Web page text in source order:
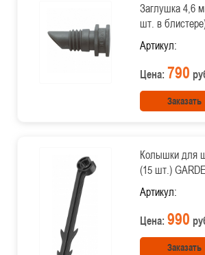
Заглушка 4,6
шт. в
Артикул:
Цена: 790
Заказать
Колышки для
(15 шт.)
Артикул:
Цена: 990
Заказать